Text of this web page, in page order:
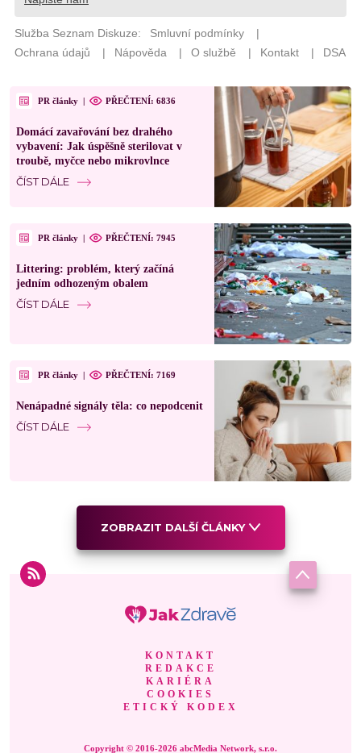
PR články | PŘEČTENÍ: 6836
Domácí zavařování bez drahého
vybavení: Jak úspěšně sterilovat v
troubě, myčce nebo mikrovlnce
ČÍST DÁLE
PR články | PŘEČTENÍ: 7945
Littering: problém, který začíná
jedním odhozeným obalem
ČÍST DÁLE
PR články | PŘEČTENÍ: 7169
Nenápadné signály těla: co nepodcenit
ČÍST DÁLE
ZOBRAZIT DALŠÍ ČLÁNKY
KONTAKT
REDAKCE
KARIÉRA
COOKIES
ETICKÝ KODEX
Copyright © 2016-2026 abcMedia Network, s.r.o.